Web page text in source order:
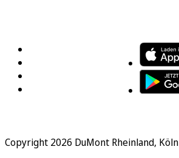
Copyright 2026 DuMont Rheinland, Köln